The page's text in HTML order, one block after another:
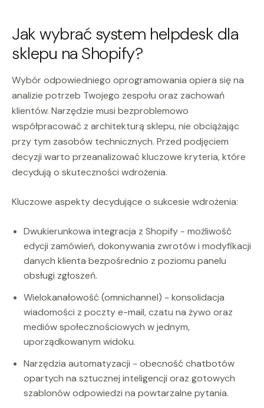
Jak wybrać system helpdesk dla
sklepu na Shopify?
Wybór odpowiedniego oprogramowania opiera się na
analizie potrzeb Twojego zespołu oraz zachowań
klientów. Narzędzie musi bezproblemowo
współpracować z architekturą sklepu, nie obciążając
przy tym zasobów technicznych. Przed podjęciem
decyzji warto przeanalizować kluczowe kryteria, które
decydują o skuteczności wdrożenia.
Kluczowe aspekty decydujące o sukcesie wdrożenia:
Dwukierunkowa integracja z Shopify - możliwość
edycji zamówień, dokonywania zwrotów i modyfikacji
danych klienta bezpośrednio z poziomu panelu
obsługi zgłoszeń.
Wielokanałowość (omnichannel) - konsolidacja
wiadomości z poczty e-mail, czatu na żywo oraz
mediów społecznościowych w jednym,
uporządkowanym widoku.
Narzędzia automatyzacji - obecność chatbotów
opartych na sztucznej inteligencji oraz gotowych
szablonów odpowiedzi na powtarzalne pytania.